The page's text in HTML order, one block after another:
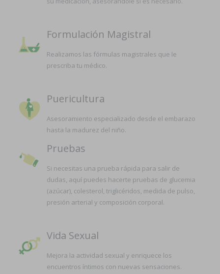
Formulación Magistral
Realizamos las fórmulas magistrales que le
prescriba tu médico.
Puericultura
Asesoramiento especializado desde el embarazo
hasta la madurez del niño.
Pruebas
Si necesitas una prueba rápida para salir de
dudas, aquí puedes hacerte pruebas de glucemia
(azúcar), colesterol, triglicéridos, medida de pulso,
presión arterial y composición corporal.
Vida Sexual
Mejora la actividad sexual y enriquece los
encuentros íntimos con nuevas sensaciones.